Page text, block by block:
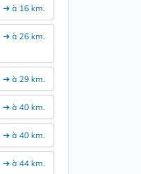
➔ à 16 km.
➔ à 26 km.
➔ à 29 km.
➔ à 40 km.
➔ à 40 km.
➔ à 44 km.